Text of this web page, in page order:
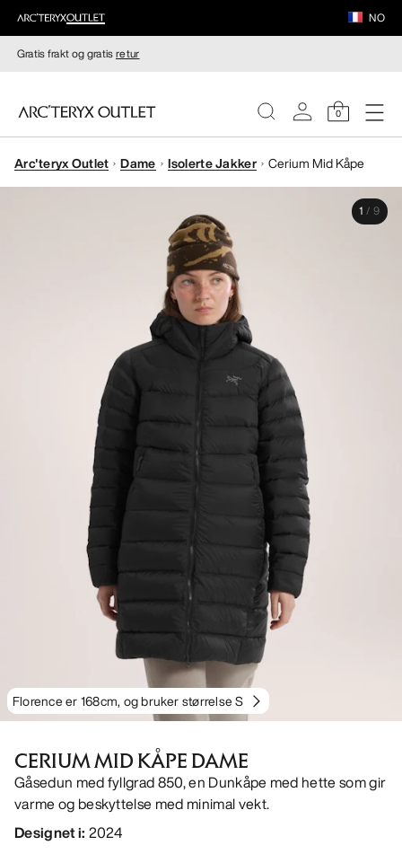
NO
Gratis frakt og gratisretur
0
DAMER
Arc'teryx Outlet Dame Isolerte Jakker Cerium Mid Kåpe
Florence er 168cm, og bruker størrelse S
1 / 9
CERIUM MID KÅPE DAME
Gåsedun med fyllgrad 850, en Dunkåpe med hette som gir
varme og beskyttelse med minimal vekt.
Designet i: 2024